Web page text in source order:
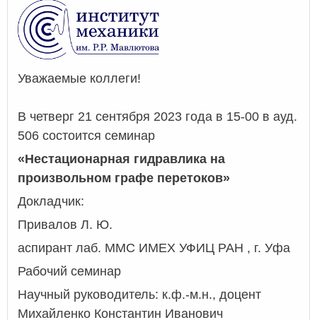
Уважаемые коллеги!
В четверг 21 сентября 2023 года в 15-00 в ауд.
506 состоится семинар
«Нестационарная гидравлика на
произвольном графе перетоков»
Докладчик:
Привалов Л. Ю.
аспирант лаб. ММС ИМЕХ УФИЦ РАН , г. Уфа
Рабочий семинар
Научный руководитель: к.ф.-м.н., доцент
Михайленко Константин Иванович